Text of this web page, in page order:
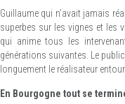
Guillaume qui n’avait jamais
superbes sur les vignes et les
qui anime tous les
générations suivantes. Le
longuement le réalisateur
En Bourgogne tout se